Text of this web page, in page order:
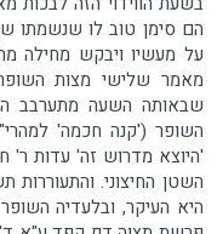
הם סימן טוב לו שנשמתו
על מעשיו ויבקש מחילה
מאמר שלישי מצות
שבאותה השעה מתערבב
השופר ('קנה חכמה'
'היוצא מדרוש זה' עדות ר'
השטן החיצוני.
היא העיקר, ובלעדיה